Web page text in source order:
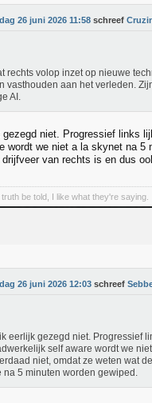
26 juni 2026 11:58 schreef
rechts volop inzet op nieuwe
vasthouden aan het verleden.
AI.
niet. Progressief links
wordt we niet a la skynet na
van rechts is en dus
be told, I like what they're saying.
26 juni 2026 12:03 schreef
eerlijk gezegd niet. Progressief
self aware wordt we
niet, omdat ze weten wat
na 5 minuten worden gewiped.